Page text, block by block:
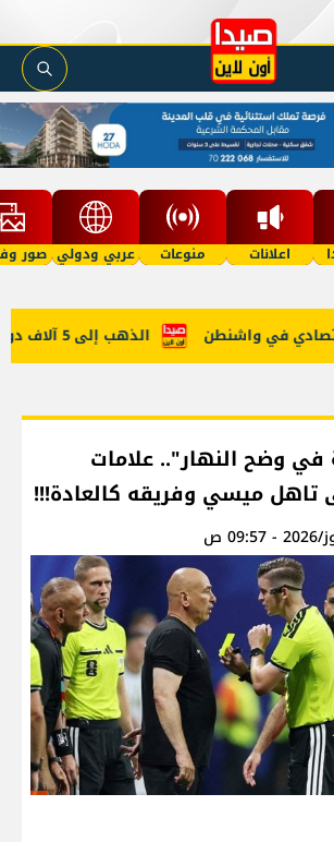
اعلانات منوعات عربي ودولي صور
الذهب إلى 5 آلاف دولار في 2027؟ في واشنطن
وضح النهار".. علامات
تاهل ميسي وفريقه كالعادة!!!